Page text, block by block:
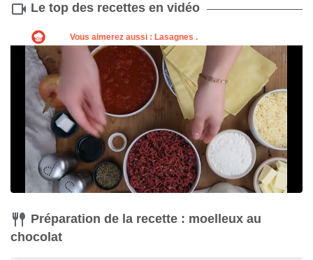
Le top des recettes en vidéo
Préparation de la recette : moelleux au
chocolat